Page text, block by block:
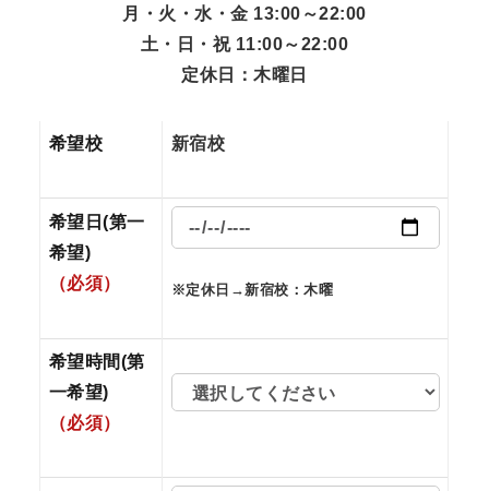
月・火・水・金 13:00～22:00
土・日・祝 11:00～22:00
定休日：木曜日
希望校 新宿校
希望日(第一
希望)
（必須）
※定休日→新宿校：木曜
希望時間(第
一希望)
（必須）